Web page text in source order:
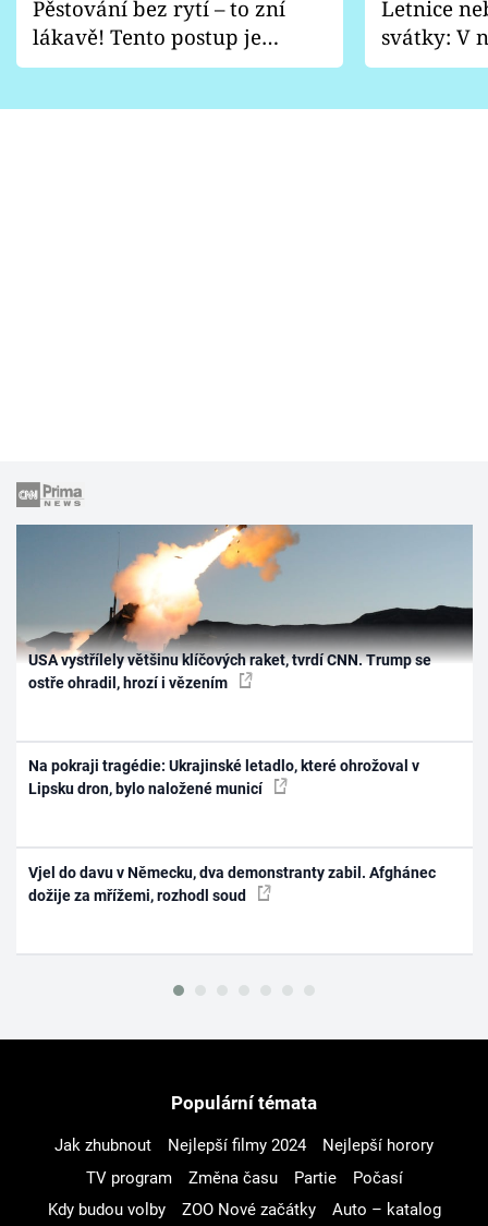
Pěstování bez rytí – to zní
lákavě! Tento postup je
vhodný jen pro některé
Letnice
svátky: V
pondělí
USA vystřílely většinu klíčových raket, tvrdí CNN. Trump se
ostře ohradil, hrozí i vězením
Na pokraji tragédie: Ukrajinské letadlo, které ohrožoval v
Lipsku dron, bylo naložené municí
Vjel do davu v Německu, dva demonstranty zabil. Afghánec
dožije za mřížemi, rozhodl soud
Populární témata
Jak zhubnout Nejlepší filmy 2024
Nejlepší horory
TV program
Změna času Partie
Počasí
Kdy budou volby
ZOO Nové začátky
Auto – katalog